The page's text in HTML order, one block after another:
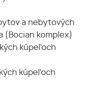
a nebytových
(Bocian komplex)
kúpeľoch
kúpeľoch